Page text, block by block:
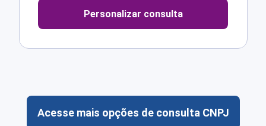
Personalizar consulta
Acesse mais opções de consulta CNPJ